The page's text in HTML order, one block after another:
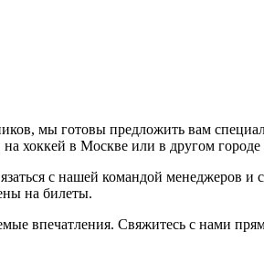
мы готовы предложить вам
хоккей в Москве или в другом городе
с нашей командой менеджеров
на билеты.
впечатления. Свяжитесь с нами